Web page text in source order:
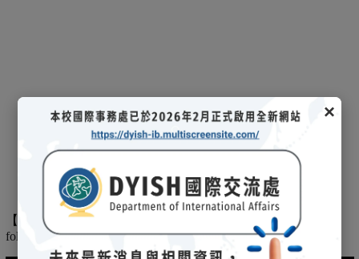
×
【 2025/03/08招生說明會- 114 學年度國際文憑課程暨海攬班 】
following is the record of the 2025/03/08 admission briefing.